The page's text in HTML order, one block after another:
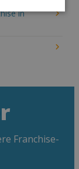
in
Franchise-